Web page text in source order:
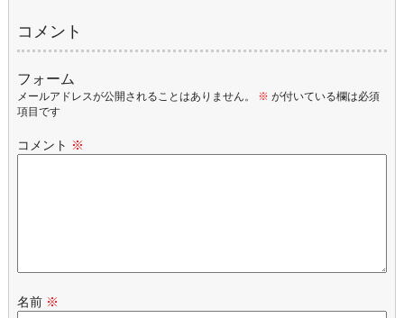
コメント
フォーム
メールアドレスが公開されることはありません。 ※ が付いている欄は必須
項目です
コメント ※
名前 ※